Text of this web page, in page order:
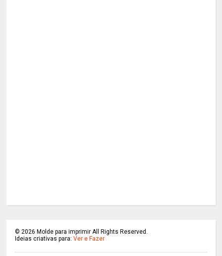
©2026 Molde para imprimir All Rights Reserved.
Ideias criativas para:Ver e Fazer